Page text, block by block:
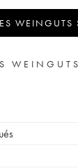
WEINGUTS